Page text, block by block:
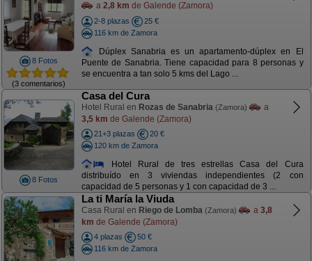
8 Fotos
(3 comentarios)
a 2,8 km de Galende (Zamora)
2-8 plazas
25 €
116 km de Zamora
Dúplex Sanabria es un apartamento-dúplex en El
Puente de Sanabria. Tiene capacidad para 8 personas y
se encuentra a tan solo 5 kms del Lago ...
8 Fotos
Casa del Cura
Hotel Rural en Rozas de Sanabria (Zamora)
a
3,5 km de Galende (Zamora)
21+3 plazas
20 €
120 km de Zamora
Hotel Rural de tres estrellas Casa del Cura
distribuído en 3 viviendas independientes (2 con
capacidad de 5 personas y 1 con capacidad de 3 ...
La ti María la Viuda
Casa Rural en Riego de Lomba (Zamora) a 3,8
km de Galende (Zamora)
4 plazas
50 €
116 km de Zamora